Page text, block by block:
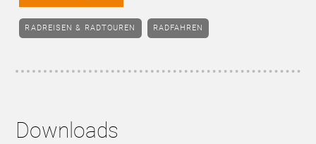
RADREISEN & RADTOUREN RADFAHREN
Downloads